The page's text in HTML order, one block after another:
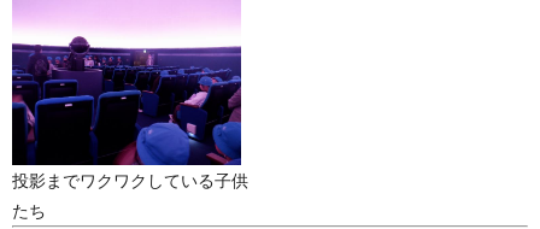
投影までワクワクしている子供
たち